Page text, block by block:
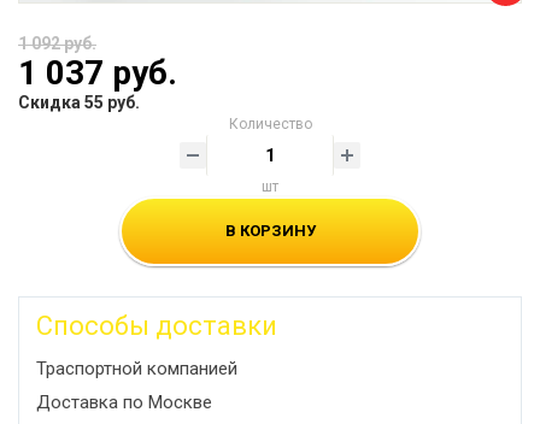
1 092 руб.
1 037 руб.
Скидка 55 руб.
Количество
шт
В КОРЗИНУ
Способы доставки
Траспортной компанией
Доставка по Москве